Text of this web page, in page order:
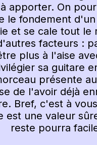
apporter. On
le fondement
et se cale tout le
facteurs :
plus à l'aise
sa guitare
présente
de l'avoir déjà
Bref, c'est à
est une valeur
reste pourra